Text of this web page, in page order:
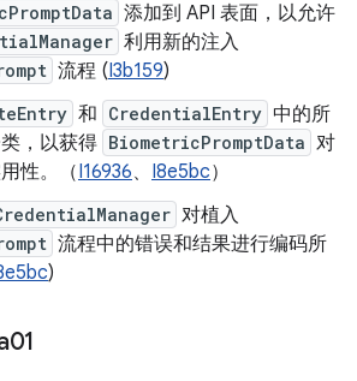
添加到 API 表面，以允许
利用新的注入
流程 (I3b159)
和 CredentialEntry 中的所
，以获得 BiometricPromptData 对
性。（I16936、 I8e5bc）
对植入
流程中的错误和结果进行编码所
)